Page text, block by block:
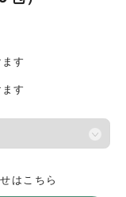
す
す
はこちら